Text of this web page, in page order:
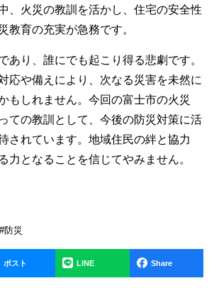
、火災の教訓を活かし、住宅の安全性
教育の充実が急務です。
あり、誰にでも起こり得る悲劇です。
応や備えにより、次なる災害を未然に
もしれません。今回の富士市の火災
ての教訓として、今後の防災対策に活
されています。地域住民の絆と協力
力となることを信じてやみません。
#防災
ポスト LINE Share